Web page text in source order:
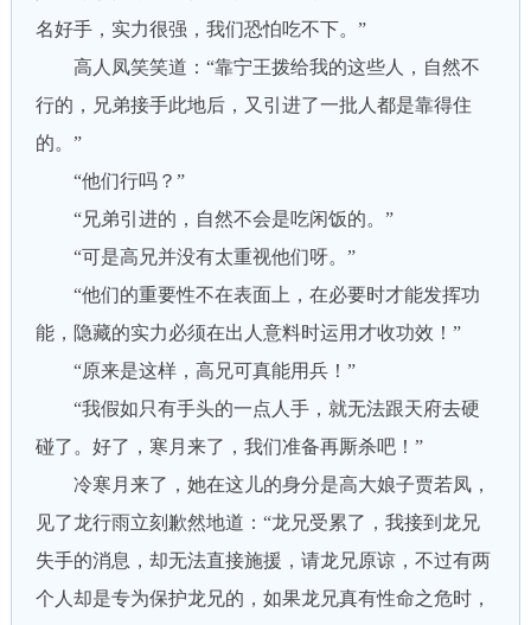
名好手，实力很强，我们恐怕吃不下。”
高人凤笑笑道：“靠宁王拨给我的这些人，自然不
行的，兄弟接手此地后，又引进了一批人都是靠得住
的。”
“他们行吗？”
“兄弟引进的，自然不会是吃闲饭的。”
“可是高兄并没有太重视他们呀。”
“他们的重要性不在表面上，在必要时才能发挥功
能，隐藏的实力必须在出人意料时运用才收功效！”
“原来是这样，高兄可真能用兵！”
“我假如只有手头的一点人手，就无法跟天府去硬
碰了。好了，寒月来了，我们准备再厮杀吧！”
冷寒月来了，她在这儿的身分是高大娘子贾若凤，
见了龙行雨立刻歉然地道：“龙兄受累了，我接到龙兄
失手的消息，却无法直接施援，请龙兄原谅，不过有两
个人却是专为保护龙兄的，如果龙兄真有性命之危时，